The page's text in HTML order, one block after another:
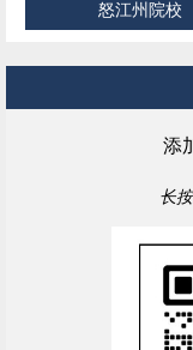
怒江州院校
添
长